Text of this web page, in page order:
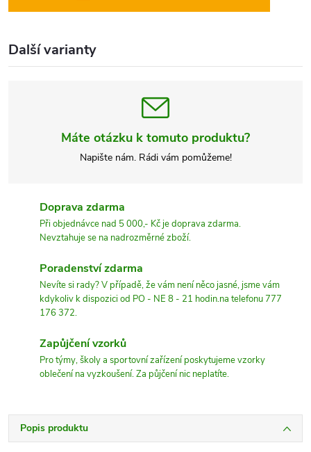
Další varianty
Máte otázku k tomuto produktu?
Napište nám. Rádi vám pomůžeme!
Doprava zdarma
Při objednávce nad 5 000,- Kč je doprava zdarma.
Nevztahuje se na nadrozměrné zboží.
Poradenství zdarma
Nevíte si rady? V případě, že vám není něco jasné, jsme vám
kdykoliv k dispozici od PO - NE 8 - 21 hodin.na telefonu 777
176 372.
Zapůjčení vzorků
Pro týmy, školy a sportovní zařízení poskytujeme vzorky
oblečení na vyzkoušení. Za půjčení nic neplatíte.
Popis produktu